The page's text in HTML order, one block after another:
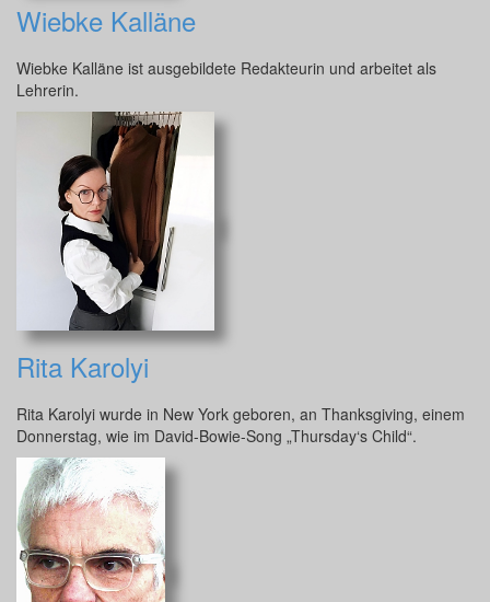
Wiebke Kalläne
Wiebke Kalläne ist ausgebildete Redakteurin und arbeitet als
Lehrerin.
Rita Karolyi
Rita Karolyi wurde in New York geboren, an Thanksgiving, einem
Donnerstag, wie im David-Bowie-Song „Thursday‘s Child“.